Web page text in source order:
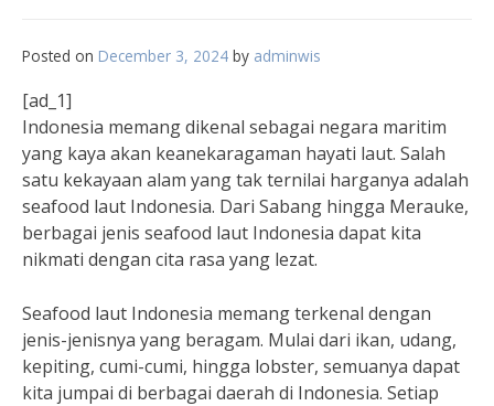
Posted on December 3, 2024 by adminwis
[ad_1]
Indonesia memang dikenal sebagai negara maritim
yang kaya akan keanekaragaman hayati laut. Salah
satu kekayaan alam yang tak ternilai harganya adalah
seafood laut Indonesia. Dari Sabang hingga Merauke,
berbagai jenis seafood laut Indonesia dapat kita
nikmati dengan cita rasa yang lezat.
Seafood laut Indonesia memang terkenal dengan
jenis-jenisnya yang beragam. Mulai dari ikan, udang,
kepiting, cumi-cumi, hingga lobster, semuanya dapat
kita jumpai di berbagai daerah di Indonesia. Setiap